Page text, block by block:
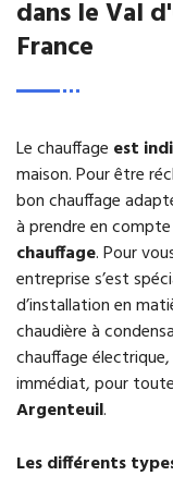
dans le Val
France
Le chauffage est
maison. Pour être
bon chauffage
à prendre en
chauffage. Pour
entreprise s’est
d’installation en
chaudière à
chauffage
immédiat, pour toute
Argenteuil.
Les différents